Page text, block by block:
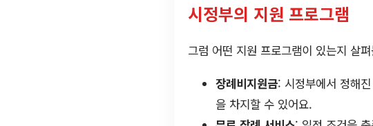
시정부의 지원 프로그램
그럼 어떤 지원 프로그램이 있는지 살
장례비지원금: 시정부에서 정해
을 차지할 수 있어요.